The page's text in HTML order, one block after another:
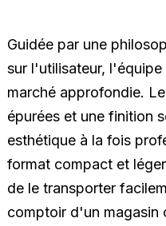
Guidée par une
sur l'utilisateur,
marché approfondie.
épurées et une finition
esthétique à la fois
format compact et
de le transporter
comptoir d'un magasin